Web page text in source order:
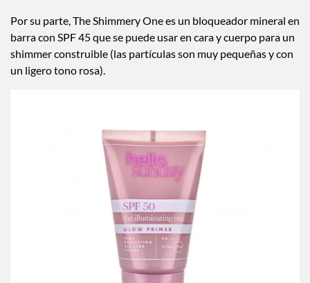
Por su parte, The Shimmery One es un bloqueador mineral en
barra con SPF 45 que se puede usar en cara y cuerpo para un
shimmer construible (las partículas son muy pequeñas y con
un ligero tono rosa).